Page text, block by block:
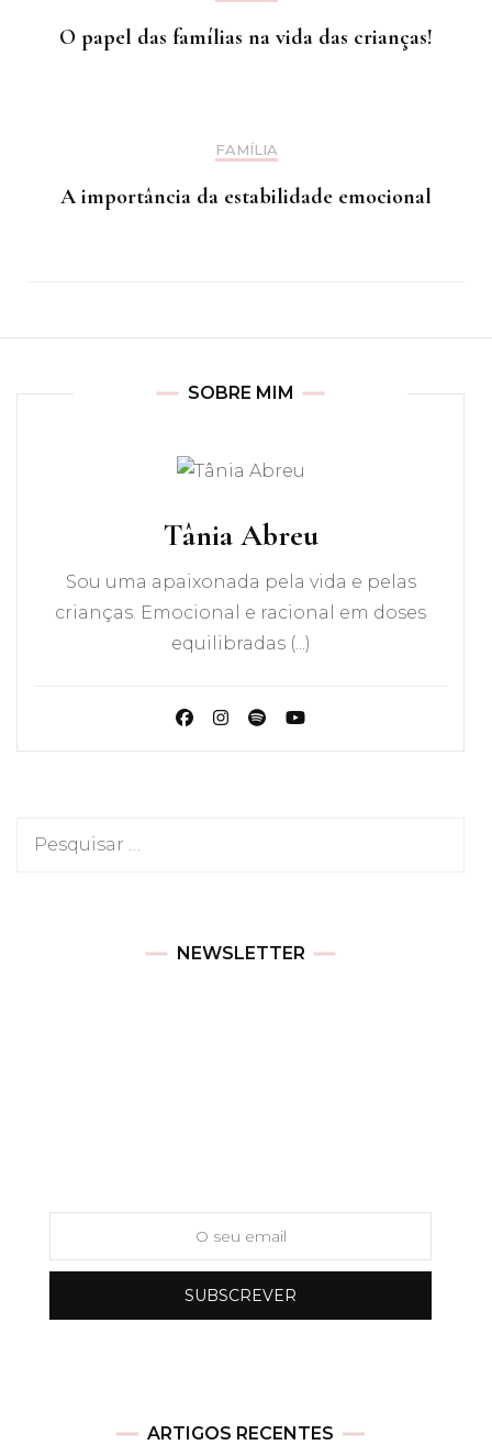
O papel das famílias na vida das crianças!
FAMÍLIA
A importância da estabilidade emocional
SOBRE MIM
Tânia Abreu
Sou uma apaixonada pela vida e pelas
crianças. Emocional e racional em doses
equilibradas (...)
Pesquisar
NEWSLETTER
ARTIGOS RECENTES